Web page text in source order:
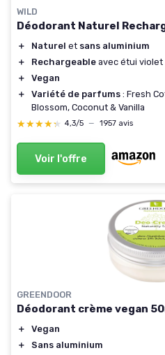
WILD
Déodorant Naturel
＋ Naturel et sans aluminium
＋
Rechargeable avec étui violet
＋
Vegan
＋
Variété de parfums : Fresh
Blossom, Coconut & Vanilla
★★★★★
★★★★★ 4,3/5 — 1957 avis
Voir l'offre
GREENDOOR
Déodorant crème vegan
＋
Vegan
＋
Sans aluminium